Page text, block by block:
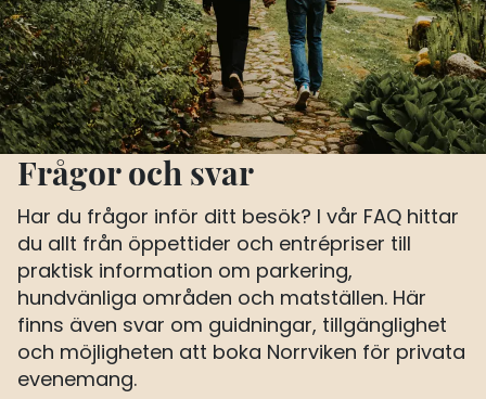
Frågor och svar
Har du frågor inför ditt besök? I vår FAQ hittar
du allt från öppettider och entrépriser till
praktisk information om parkering,
hundvänliga områden och matställen. Här
finns även svar om guidningar, tillgänglighet
och möjligheten att boka Norrviken för privata
evenemang.